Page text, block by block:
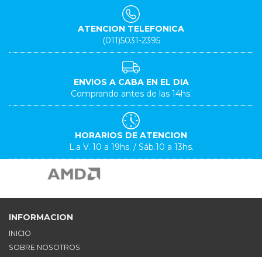
ATENCION TELEFONICA
(011)5031-2395
ENVIOS A CABA EN EL DIA
Comprando antes de las 14hs.
HORARIOS DE ATENCION
L.a V. 10 a 19hs. / Sáb.10 a 13hs.
INFORMACION
INICIO
SOBRE NOSOTROS